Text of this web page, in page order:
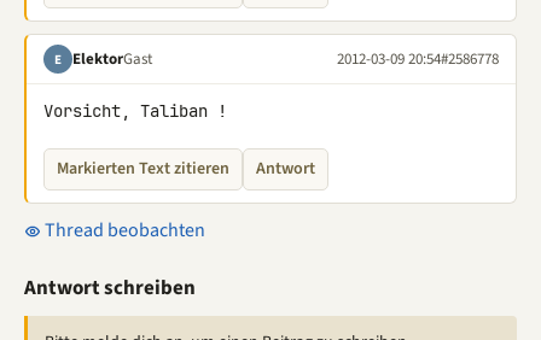
E ElektorGast 2012-03-09 20:54#2586778
Vorsicht, Taliban !
Markierten Text zitieren Antwort
Thread beobachten
Antwort schreiben